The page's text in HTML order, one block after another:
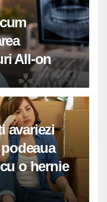
All-on
avariezi
o hernie